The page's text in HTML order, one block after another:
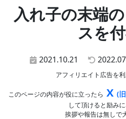
入れ子の末端
スを
2021.10.21
アフィリエイト広告を
このページの内容が役に立ったら X (
して頂けると励み
挨拶や報告は無しで